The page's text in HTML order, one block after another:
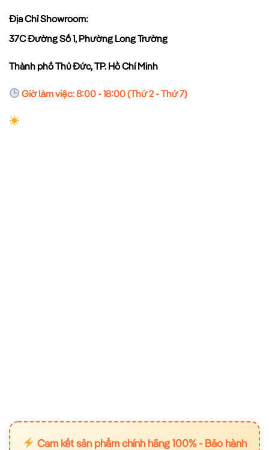
Địa Chỉ Showroom:
37C Đường Số 1, Phường Long Trường
Thành phố Thủ Đức, TP. Hồ Chí Minh
Giờ làm việc: 8:00 - 18:00 (Thứ 2 - Thứ 7)
Cam kết sản phẩm chính hãng 100% - Bảo hành